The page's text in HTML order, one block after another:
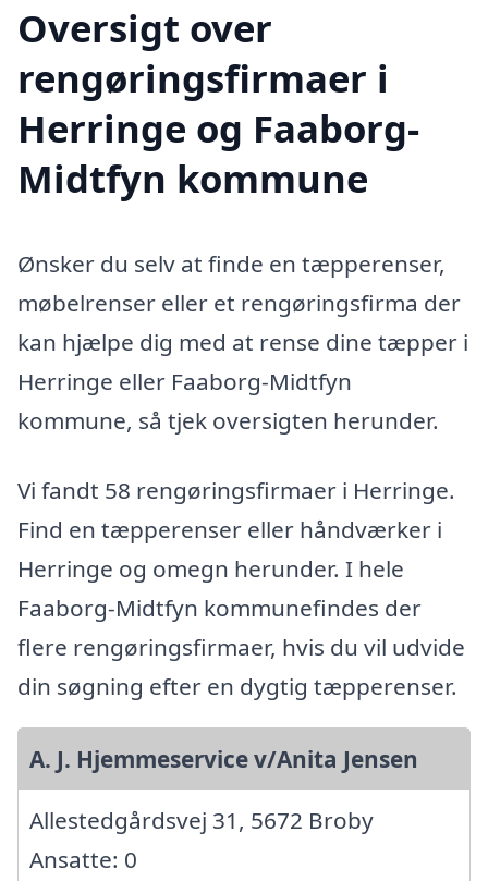
Oversigt over
rengøringsfirmaer i
Herringe og Faaborg-
Midtfyn kommune
Ønsker du selv at finde en tæpperenser,
møbelrenser eller et rengøringsfirma der
kan hjælpe dig med at rense dine tæpper i
Herringe eller Faaborg-Midtfyn
kommune, så tjek oversigten herunder.
Vi fandt 58 rengøringsfirmaer i Herringe.
Find en tæpperenser eller håndværker i
Herringe og omegn herunder. I hele
Faaborg-Midtfyn kommunefindes der
flere rengøringsfirmaer, hvis du vil udvide
din søgning efter en dygtig tæpperenser.
A. J. Hjemmeservice v/Anita Jensen
Allestedgårdsvej 31, 5672 Broby
Ansatte: 0